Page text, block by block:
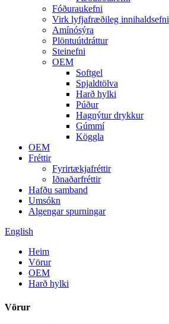
Fóðuraukefni
Virk lyfjafræðileg innihaldsefni
Amínósýra
Plöntuútdráttur
Steinefni
OEM
Softgel
Spjaldtölva
Harð hylki
Púður
Hagnýtur drykkur
Gúmmí
Köggla
OEM
Fréttir
Fyrirtækjafréttir
Iðnaðarfréttir
Hafðu samband
Umsókn
Algengar spurningar
English
Heim
Vörur
OEM
Harð hylki
Vörur